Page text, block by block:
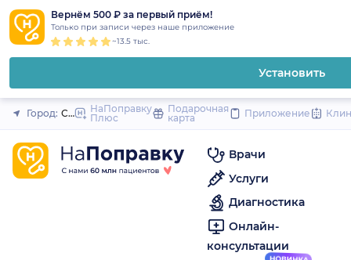
Вернём 500 ₽ за первый приём!
Только при записи через наше приложение
~13.5 тыс.
Установить
Закрыть
Город: Санкт-Петербург
НаПоправку
Плюс
Подарочная
карта
Приложение
Врачи
Услуги
Диагностика
Онлайн-
консультации